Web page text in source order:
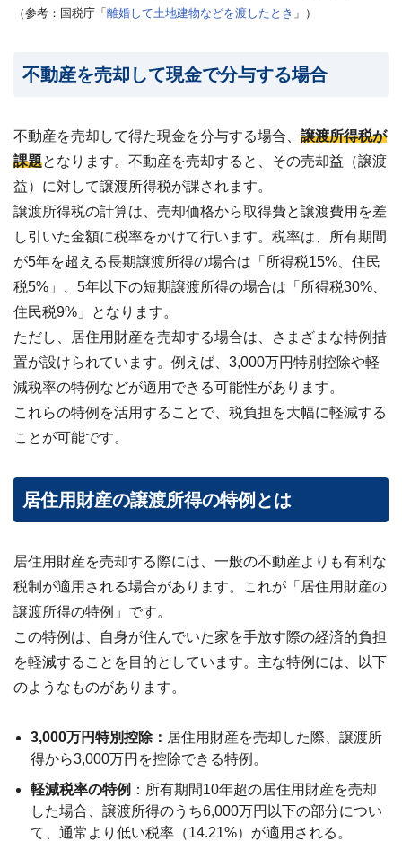
（参考：国税庁「 離婚して土地建物などを渡したとき 」）
不動産を売却して現金で分与する場合
不動産を売却して得た現金を分与する場合、 譲渡所得税が
課題となります。不動産を売却すると、その売却益（譲渡
益）に対して譲渡所得税が課されます。
譲渡所得税の計算は、売却価格から取得費と譲渡費用を差
し引いた金額に税率をかけて行います。税率は、所有期間
が5年を超える長期譲渡所得の場合は「所得税15%、住民
税5%」、5年以下の短期譲渡所得の場合は「所得税30%、
住民税9%」
となります。
ただし、居住用財産を売却する場合は、さまざまな特例措
置が設けられています。例えば、3,000万円特別控除や軽
減税率の特例などが適用できる可能性があります。
これらの特例を活用することで、税負担を大幅に軽減する
ことが可能です。
居住用財産の譲渡所得の特例とは
居住用財産を売却する際には、一般の不動産よりも有利な
税制が適用される場合があります。これが「居住用財産の
譲渡所得の特例」です。
この特例は、自身が住んでいた家を手放す際の経済的負担
を軽減することを目的としています。主な特例には、以下
のようなものがあります。
3,000万円特別控除： 居住用財産を売却した際、譲渡所
得から3,000万円を控除できる特例。
軽減税率の特例 ：所有期間10年超の居住用財産を売却
した場合、譲渡所得のうち6,000万円以下の部分につい
て、通常より低い税率（14.21%）が適用される。